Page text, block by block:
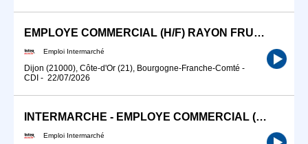
EMPLOYE COMMERCIAL (H/F) RAYON FRUITS ET LEGUMES
Emploi Intermarché
Dijon (21000), Côte-d'Or (21), Bourgogne-Franche-Comté -
CDI - 22/07/2026
INTERMARCHE - EMPLOYE COMMERCIAL (H/F)
Emploi Intermarché